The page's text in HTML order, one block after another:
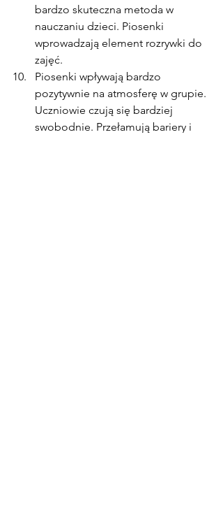
bardzo skuteczna metoda w
nauczaniu dzieci. Piosenki
wprowadzają element rozrywki do
zajęć.
Piosenki wpływają bardzo
pozytywnie na atmosferę w grupie.
Uczniowie czują się bardziej
swobodnie. Przełamują bariery i